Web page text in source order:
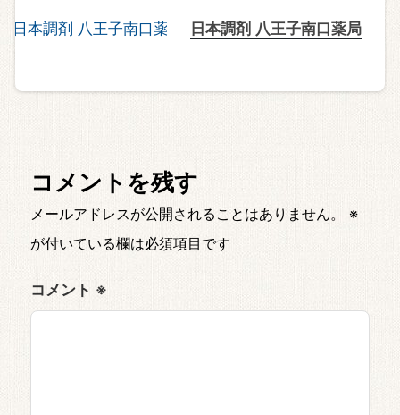
日本調剤 八王子南口薬局
コメントを残す
メールアドレスが公開されることはありません。
※
が付いている欄は必須項目です
コメント ※